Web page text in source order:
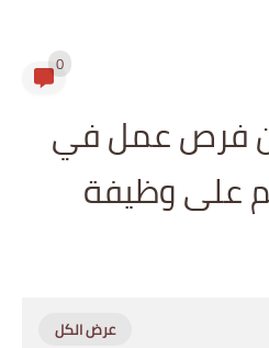
0
فرص عمل في
على وظيفة